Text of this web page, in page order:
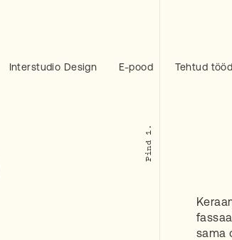
Interstudio Design E-pood Tehtud tööd
sama